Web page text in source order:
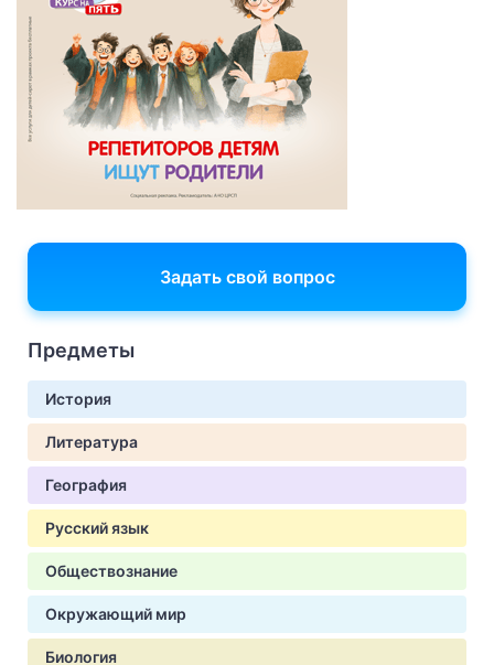
Задать свой вопрос
Предметы
История
Литература
География
Русский язык
Обществознание
Окружающий мир
Биология